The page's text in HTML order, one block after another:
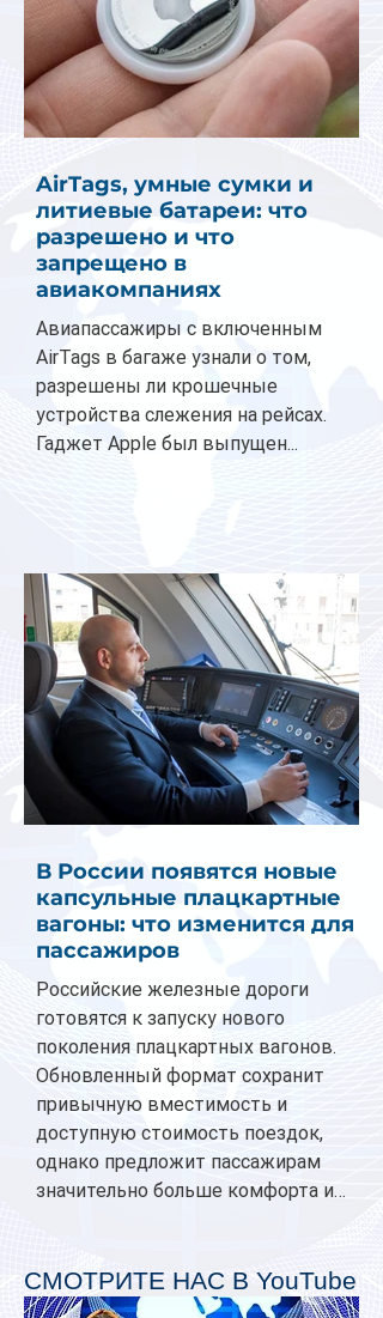
AirTags, умные сумки и
литиевые батареи: что
разрешено и что
запрещено в
авиакомпаниях
Авиапассажиры с включенным
AirTags в багаже узнали о том,
разрешены ли крошечные
устройства слежения на рейсах.
Гаджет Apple был выпущен...
В России появятся новые
капсульные плацкартные
вагоны: что изменится для
пассажиров
Российские железные дороги
готовятся к запуску нового
поколения плацкартных вагонов.
Обновленный формат сохранит
привычную вместимость и
доступную стоимость поездок,
однако предложит пассажирам
значительно больше комфорта и
планируется начать в 2027 году.
Одним из главных нововведений
СМОТРИТЕ НАС В YouTube